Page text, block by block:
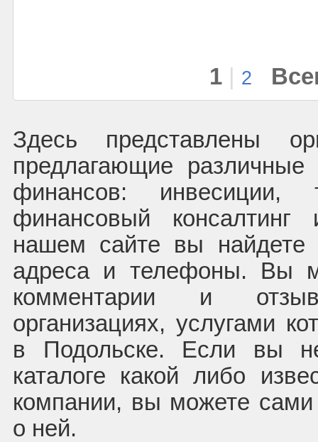
1 2
Здесь представлены
предлагающие
финансов: инвесиции,
финансовый
нашем сайте вы найдете
адреса и телефоны. Вы
комментарии и
организациях, услугами
в Подольске. Если вы
каталоге какой либо
компании, вы можете
о ней.